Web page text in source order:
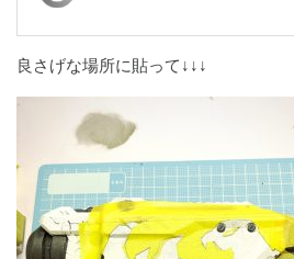
良さげな場所に貼って↓↓↓